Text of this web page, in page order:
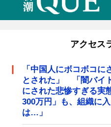
アクセス
「中国人にボコボコ
とされた」 「闇バイ
にされた悲惨すぎる
300万円」も、組織に
は…」